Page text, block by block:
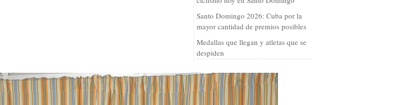
Santo Domingo 2026: Cuba por la
mayor cantidad de premios posibles
Medallas que llegan y atletas que se
despiden